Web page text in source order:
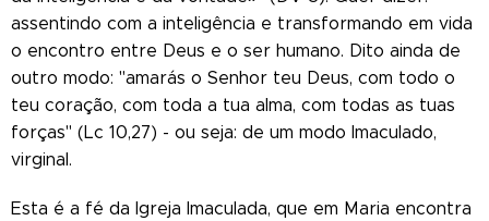
assentindo com a inteligência e transformando em vida
o encontro entre Deus e o ser humano. Dito ainda de
outro modo: "amarás o Senhor teu Deus, com todo o
teu coração, com toda a tua alma, com todas as tuas
forças" (Lc 10,27) - ou seja: de um modo Imaculado,
virginal.
Esta é a fé da Igreja Imaculada, que em Maria encontra